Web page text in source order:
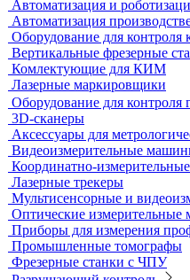
Трассотечеискатели
Контроль в строительстве
Виброизмерительные
Диагностика свай
Измерители
Контроль арматуры
Контроль дорог и грунтов
Контроль прочности бетона
Приборы теплового
Прочность сцепления,
Системы обследования
Электрический контроль
Дефектоскопы
Автоматизация и
Автоматизация
Оборудование для контроля
Вертикальные фрезерные